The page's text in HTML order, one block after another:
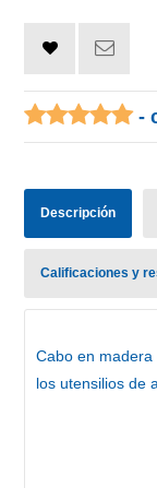
-
Descripción
Calificaciones y
Cabo en
los utensilios de